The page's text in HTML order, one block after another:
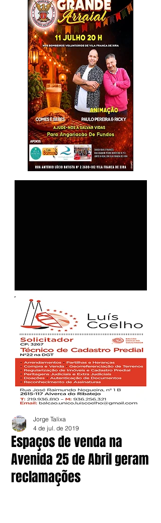
Espaços de venda na
Avenida 25 de Abril geram
reclamações
Jorge Talixa
4 de jul. de 2019